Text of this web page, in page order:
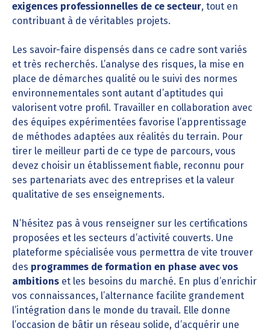
exigences professionnelles de ce secteur, tout en
contribuant à de véritables projets.
Les savoir-faire dispensés dans ce cadre sont variés
et très recherchés. L’analyse des risques, la mise en
place de démarches qualité ou le suivi des normes
environnementales sont autant d’aptitudes qui
valorisent votre profil. Travailler en collaboration avec
des équipes expérimentées favorise l’apprentissage
de méthodes adaptées aux réalités du terrain. Pour
tirer le meilleur parti de ce type de parcours, vous
devez choisir un établissement fiable, reconnu pour
ses partenariats avec des entreprises et la valeur
qualitative de ses enseignements.
N’hésitez pas à vous renseigner sur les certifications
proposées et les secteurs d’activité couverts. Une
plateforme spécialisée vous permettra de vite trouver
des programmes de formation en phase avec vos
ambitions et les besoins du marché. En plus d’enrichir
vos connaissances, l’alternance facilite grandement
l’intégration dans le monde du travail. Elle donne
l’occasion de bâtir un réseau solide, d’acquérir une